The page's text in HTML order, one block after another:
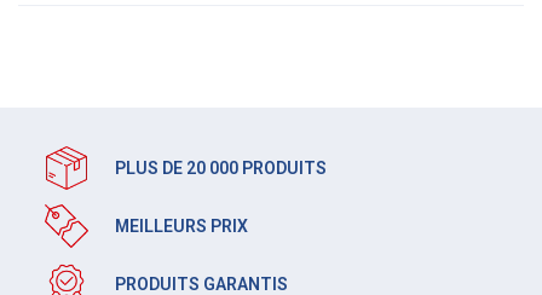
PLUS DE 20 000 PRODUITS
MEILLEURS PRIX
PRODUITS GARANTIS